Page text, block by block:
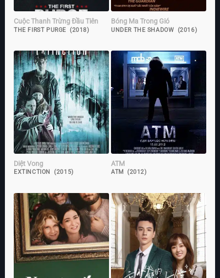
Cuộc Thanh Trừng Đầu Tiên
THE FIRST PURGE (2018)
Bóng Ma Trong Gió
UNDER THE SHADOW (2016)
Diệt Vong
EXTINCTION (2015)
ATM
ATM (2012)